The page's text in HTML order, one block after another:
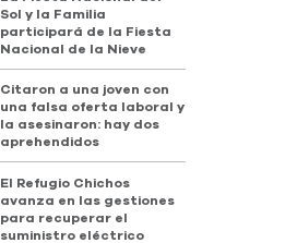
Sol y la Familia
participará de la Fiesta
Nacional de la Nieve
Citaron a una joven con
una falsa oferta laboral y
la asesinaron: hay dos
aprehendidos
El Refugio Chichos
avanza en las gestiones
para recuperar el
suministro eléctrico